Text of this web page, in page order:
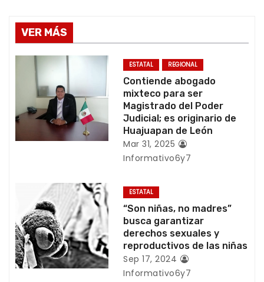
g
a
i
ó
e
e
n
VER MÁS
ESTATAL REGIONAL
Contiende abogado
mixteco para ser
Magistrado del Poder
Judicial; es originario de
Huajuapan de León
Mar 31, 2025
Informativo6y7
ESTATAL
“Son niñas, no madres”
busca garantizar
derechos sexuales y
reproductivos de las niñas
Sep 17, 2024
Informativo6y7